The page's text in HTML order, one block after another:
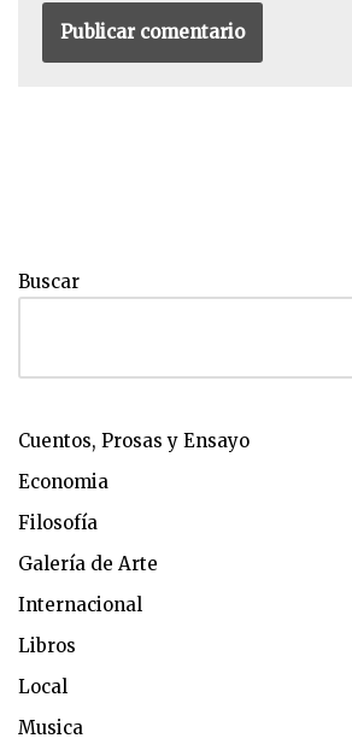
Buscar
Cuentos, Prosas y Ensayo
Economia
Filosofía
Galería de Arte
Internacional
Libros
Local
Musica